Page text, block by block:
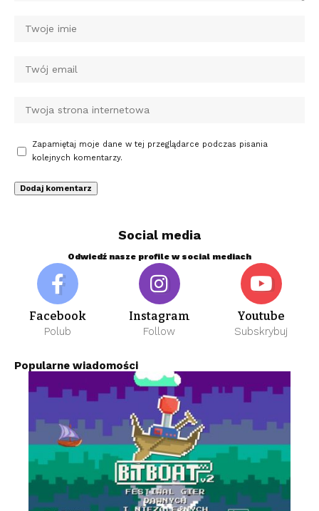
Zapamiętaj moje dane w tej przeglądarce podczas pisania
kolejnych komentarzy.
Social media
Odwiedź nasze profile w social mediach
Facebook
Polub
Instagram
Follow
Youtube
Subskrybuj
Popularne wiadomości